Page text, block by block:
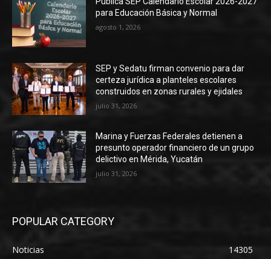
para Educación Básica y Normal
agosto 1, 2026
SEP y Sedatu firman convenio para dar
certeza jurídica a planteles escolares
construidos en zonas rurales y ejidales
julio 31, 2026
Marina y Fuerzas Federales detienen a
presunto operador financiero de un grupo
delictivo en Mérida, Yucatán
julio 31, 2026
POPULAR CATEGORY
Noticias
14305